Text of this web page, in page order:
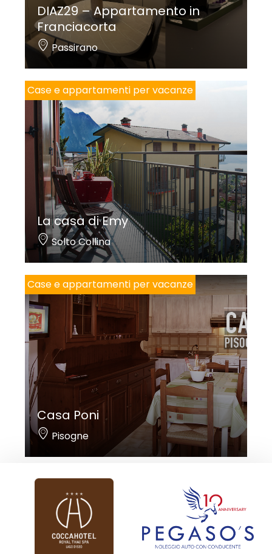
DIAZ29 – Appartamento in
Franciacorta
Passirano
Case e appartamenti per vacanze
La casa di Emy
Solto Collina
Case e appartamenti per vacanze
Casa Poni
Pisogne